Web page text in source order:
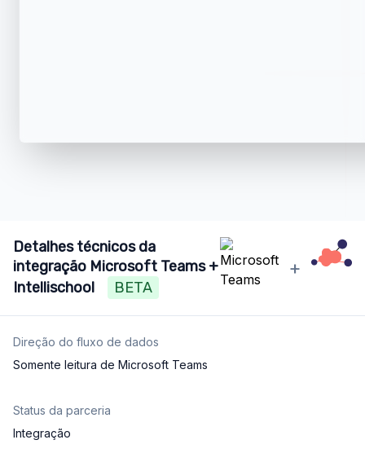
Detalhes técnicos da
integração Microsoft Teams +
Intellischool
BETA
+
Direção do fluxo de dados
Somente leitura de Microsoft Teams
Status da parceria
Integração